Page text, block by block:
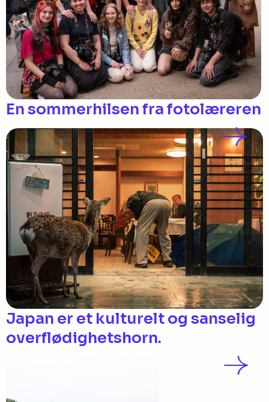
En sommerhilsen fra fotolæreren
Japan er et kulturelt og sanselig
overflødighetshorn.